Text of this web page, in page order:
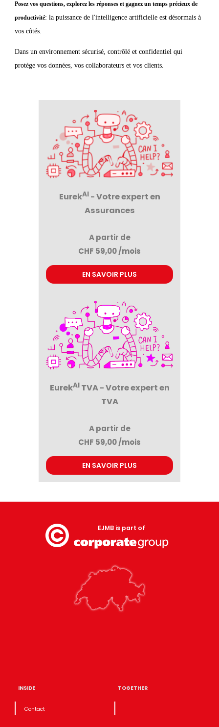
Posez vos questions, explorez les réponses et gagnez un temps précieux de
productivité: la puissance de l'intelligence artificielle est désormais à
vos côtés.
Dans un environnement sécurisé, contrôlé et confidentiel qui
protège vos données, vos collaborateurs et vos clients.
EurekAI- Votre expert en
Assurances
A partir de
CHF 59,00 /mois
EN SAVOIR PLUS
EurekAITVA - Votre expert en
TVA
A partir de
CHF 59,00 /mois
EN SAVOIR PLUS
EJMB is part of
INSIDE
Contact
TOGETHER